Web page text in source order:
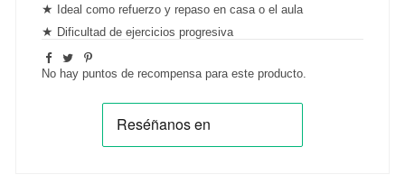
★ Ideal como refuerzo y repaso en casa o el aula
★ Dificultad de ejerciciosprogresiva
No hay puntos de recompensa para este producto.